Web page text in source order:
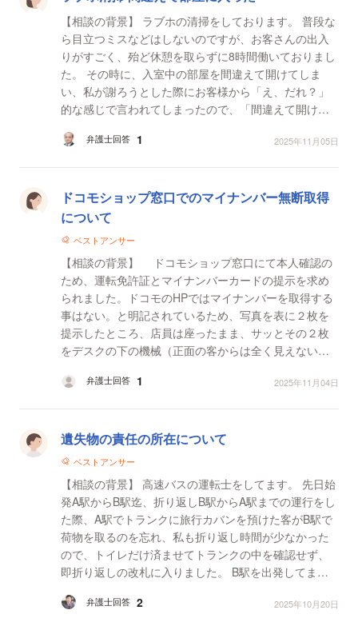
【相談の背景】 ラブホの清掃をしております。 普段な
ら目立つミスなどはしないのですが、お客さんの出入
りがすごく、殆ど休憩を取らずに8時間働いておりまし
た。 その時に、入室中の部屋を間違えて開けてしま
い、私が謝ろうとした際にお客様から「え、だれ？」
的な感じで言われてしまったので、「間違えて開けて
屋を...弁護士回答 1 2025年11月05日
ドコモショップ窓口でのマイナンバー無断取得
について
ベストアンサー
【相談の背景】 ドコモショップ窓口にて本人確認の
ため、運転免許証とマイナンバーカードの提示を求め
られました。ドコモのHPではマイナンバーを取得する
事はない。と明記されているため、写真を表に２枚を
提示したところ、店員は座ったまま、サッとその２枚
をデスクの下の機械（正面の客からは全く見えない位
た。 そ...
弁護士回答 1 2025年11月04日
遺失物の責任の所在について
ベストアンサー
【相談の背景】 高速バスの運転士をしてます。 先日始
発A駅からB駅迄、折り返しB駅からA駅までの運行をし
た際、A駅でトランクに旅行カバンを預けた客がB駅で
荷物を取るのを忘れ、私も折り返し時間が少なかった
ので、トイレだけ済ませてトランクの中を確認せず、
即折り返しの改札に入りました。 B駅を出発してまも
たか無...弁護士回答 2 2025年10月20日